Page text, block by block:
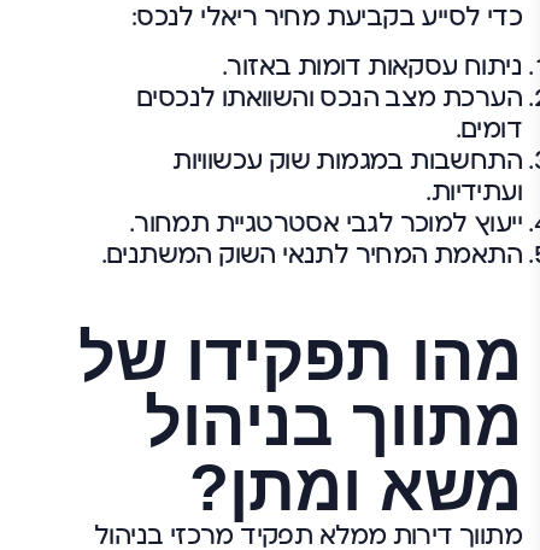
כדי לסייע בקביעת מחיר ריאלי לנכס:
ניתוח עסקאות דומות באזור.
הערכת מצב הנכס והשוואתו לנכסים
דומים.
התחשבות במגמות שוק עכשוויות
ועתידיות.
ייעוץ למוכר לגבי אסטרטגיית תמחור.
התאמת המחיר לתנאי השוק המשתנים.
מהו תפקידו של
מתווך בניהול
משא ומתן?
מתווך דירות ממלא תפקיד מרכזי בניהול